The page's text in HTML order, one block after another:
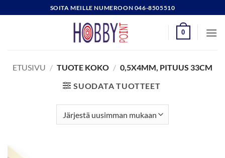
to
SOITA MEILLE NUMEROON 046-8505510
0
ETUSIVU / TUOTE KOKO / 0,5X4MM, PITUUS 33CM
SUODATA TUOTTEET